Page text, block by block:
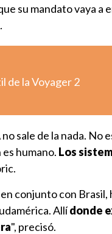
su mandato vaya a
de la Voyager 2
sale de la nada. No
humano. Los
conjunto con Brasil,
Allídonde
", precisó.